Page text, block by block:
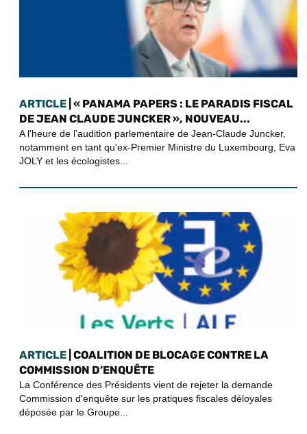
ARTICLE | « PANAMA PAPERS : LE PARADIS FISCAL
DE JEAN CLAUDE JUNCKER », NOUVEAU...
A l'heure de l’audition parlementaire de Jean-Claude Juncker,
notamment en tant qu'ex-Premier Ministre du Luxembourg, Eva
JOLY et les écologistes...
ARTICLE | COALITION DE BLOCAGE CONTRE LA
COMMISSION D’ENQUÊTE
La Conférence des Présidents vient de rejeter la demande
Commission d'enquête sur les pratiques fiscales déloyales
déposée par le Groupe...